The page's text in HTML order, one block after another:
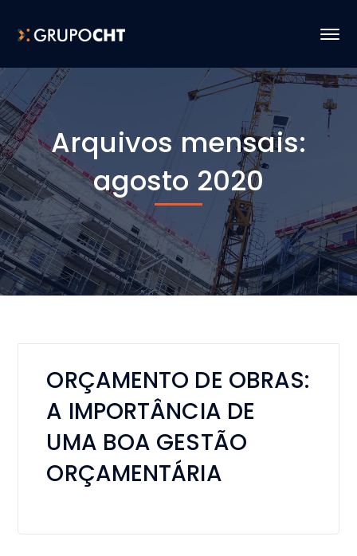
Arquivos mensais:
agosto 2020
ORÇAMENTO DE OBRAS:
A IMPORTÂNCIA DE
UMA BOA GESTÃO
ORÇAMENTÁRIA